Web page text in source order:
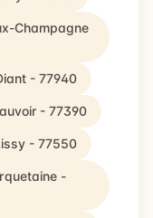
Champagne
- 77940
- 77390
- 77550
-